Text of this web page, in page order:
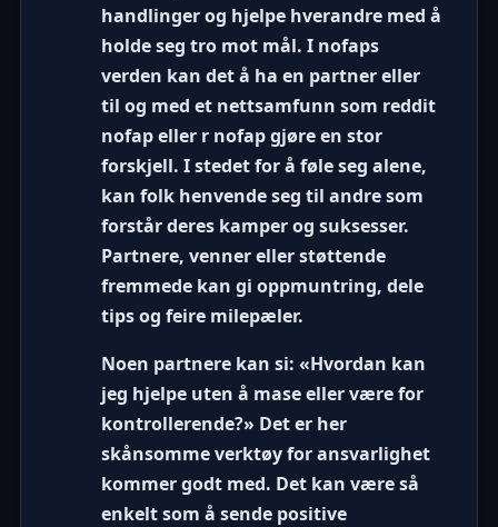
handlinger og hjelpe hverandre med å
holde seg tro mot mål. I nofaps
verden kan det å ha en partner eller
til og med et nettsamfunn som reddit
nofapeller r nofapgjøre en stor
forskjell. I stedet for å føle seg alene,
kan folk henvende seg til andre som
forstår deres kamper og suksesser.
Partnere, venner eller støttende
fremmede kan gi oppmuntring, dele
tips og feire milepæler.
Noen partnere kan si: «Hvordan kan
jeg hjelpe uten å mase eller være for
kontrollerende?» Det er her
skånsomme verktøy for ansvarlighet
kommer godt med. Det kan være så
enkelt som å sende positive